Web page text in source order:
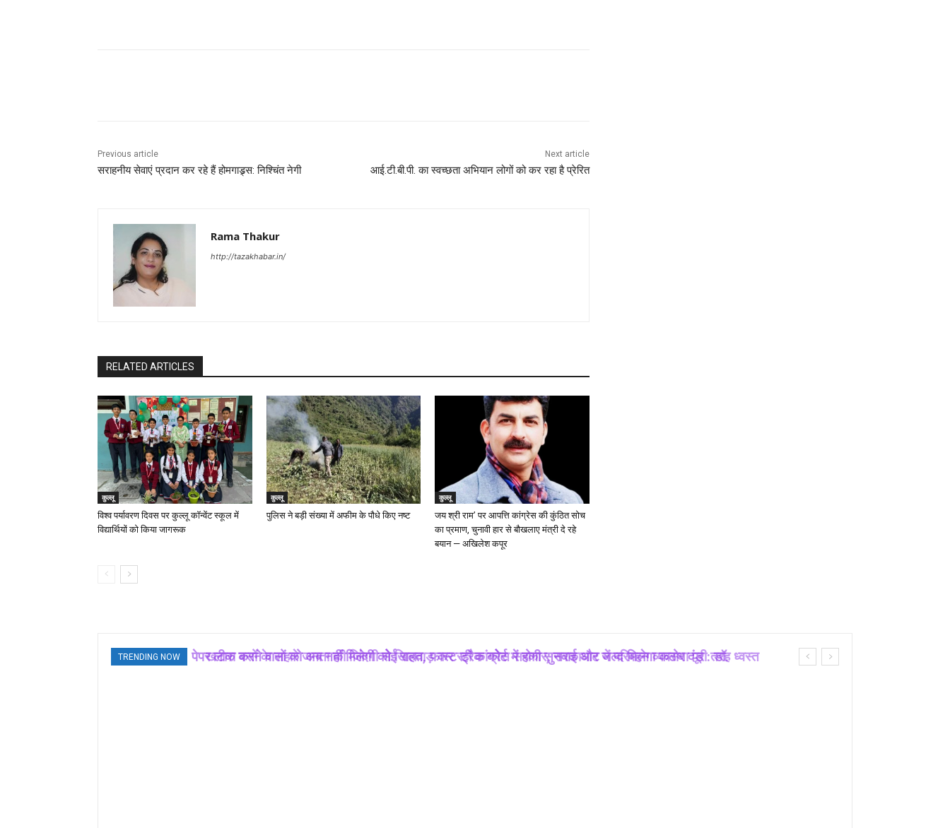
Previous article
सराहनीय सेवाएं प्रदान कर रहे हैं होमगाड्र्स: निश्चिंत नेगी
Next article
आई.टी.बी.पी. का स्वच्छता अभियान लोगों को कर रहा है प्रेरित
Rama Thakur
http://tazakhabar.in/
RELATED ARTICLES
कुल्लू
विश्व पर्यावरण दिवस पर कुल्लू कॉन्वेंट स्कूल में
विद्यार्थियों को किया जागरूक
कुल्लू
पुलिस ने बड़ी संख्या में अफीम के पौधे किए नष्ट
कुल्लू
जय श्री राम’ पर आपत्ति कांग्रेस की कुंठित सोच
का प्रमाण, चुनावी हार से बौखलाए मंत्री दे रहे
बयान — अखिलेश कपूर